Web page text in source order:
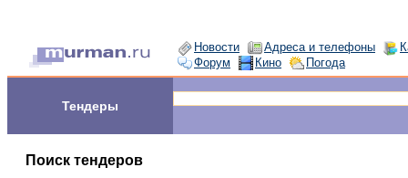
Новости Адреса и телефоны
Форум
Кино Погода
Тендеры
Поиск тендеров